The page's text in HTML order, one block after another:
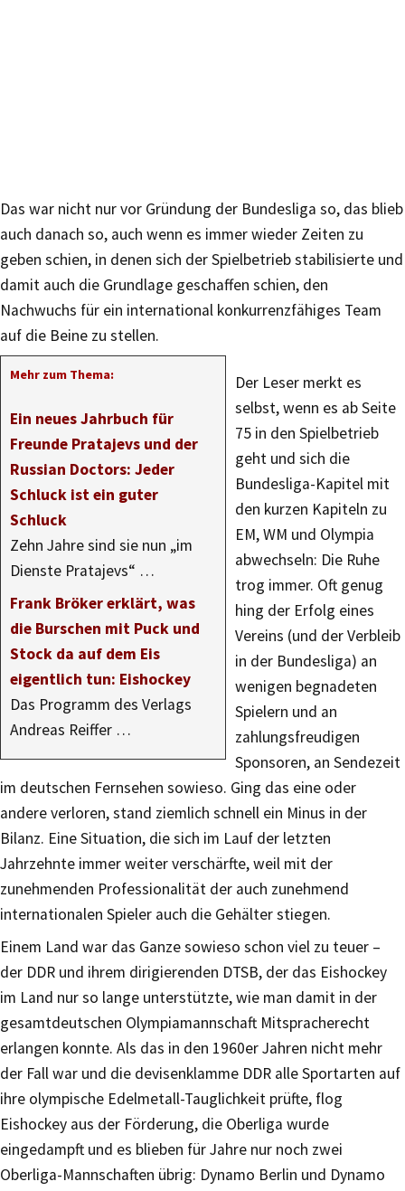
Das war nicht nur vor Gründung der Bundesliga so, das blieb
auch danach so, auch wenn es immer wieder Zeiten zu
geben schien, in denen sich der Spielbetrieb stabilisierte und
damit auch die Grundlage geschaffen schien, den
Nachwuchs für ein international konkurrenzfähiges Team
auf die Beine zu stellen.
Mehr zum Thema:
Ein neues Jahrbuch für
Freunde Pratajevs und der
Russian Doctors: Jeder
Schluck ist ein guter
Schluck
Zehn Jahre sind sie nun „im
Dienste Pratajevs“ …
Frank Bröker erklärt, was
die Burschen mit Puck und
Stock da auf dem Eis
eigentlich tun: Eishockey
Das Programm des Verlags
Andreas Reiffer …
Der Leser merkt es
selbst, wenn es ab Seite
75 in den Spielbetrieb
geht und sich die
Bundesliga-Kapitel mit
den kurzen Kapiteln zu
EM, WM und Olympia
abwechseln: Die Ruhe
trog immer. Oft genug
hing der Erfolg eines
Vereins (und der Verbleib
in der Bundesliga) an
wenigen begnadeten
Spielern und an
zahlungsfreudigen
Sponsoren, an Sendezeit
im deutschen Fernsehen sowieso. Ging das eine oder
andere verloren, stand ziemlich schnell ein Minus in der
Bilanz. Eine Situation, die sich im Lauf der letzten
Jahrzehnte immer weiter verschärfte, weil mit der
zunehmenden Professionalität der auch zunehmend
internationalen Spieler auch die Gehälter stiegen.
Einem Land war das Ganze sowieso schon viel zu teuer –
der DDR und ihrem dirigierenden DTSB, der das Eishockey
im Land nur so lange unterstützte, wie man damit in der
gesamtdeutschen Olympiamannschaft Mitspracherecht
erlangen konnte. Als das in den 1960er Jahren nicht mehr
der Fall war und die devisenklamme DDR alle Sportarten auf
ihre olympische Edelmetall-Tauglichkeit prüfte, flog
Eishockey aus der Förderung, die Oberliga wurde
eingedampft und es blieben für Jahre nur noch zwei
Oberliga-Mannschaften übrig: Dynamo Berlin und Dynamo